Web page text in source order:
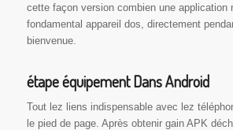
cette façon version combien une application
fondamental appareil dos, directement
bienvenue.
étape équipement Dans Android
Tout lez liens indispensable avec lez
le pied de page. Après obtenir gain APK